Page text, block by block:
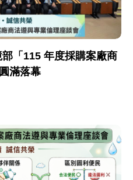
「115 年度採購案廠商
滿落幕